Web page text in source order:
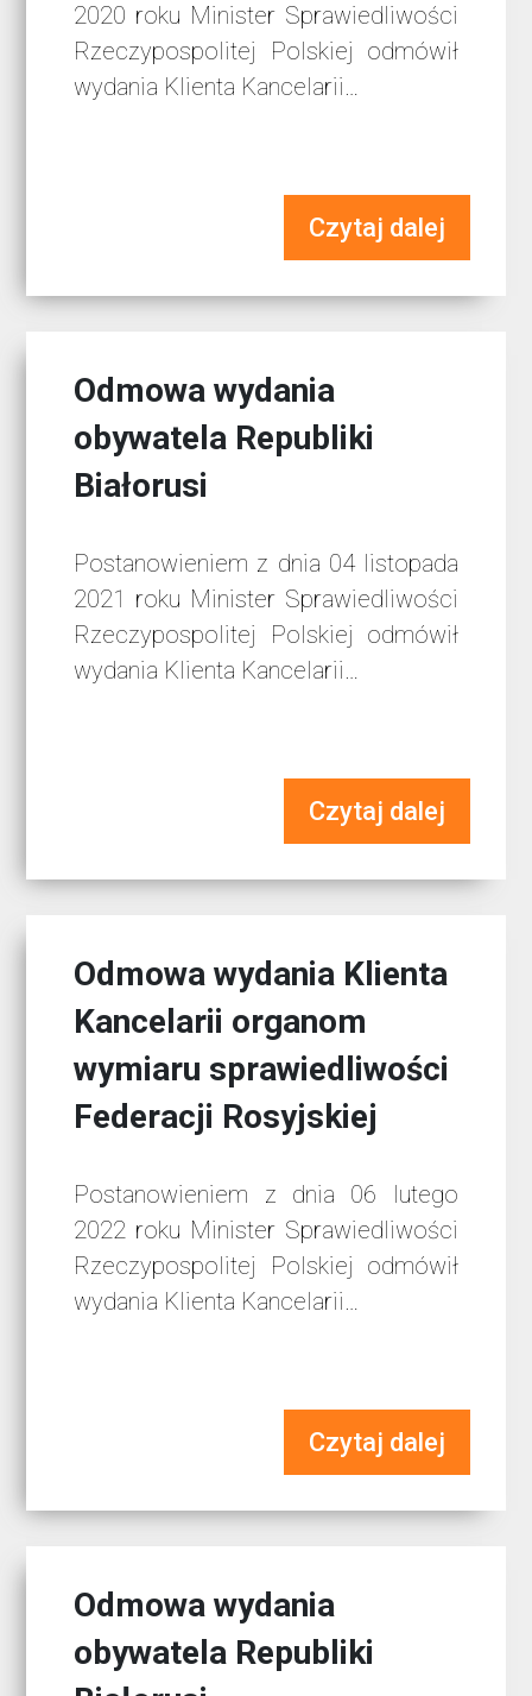
2020 roku Minister Sprawiedliwości
Rzeczypospolitej Polskiej odmówił
wydania Klienta Kancelarii…
Czytaj dalej
Odmowa wydania
obywatela Republiki
Białorusi
Postanowieniem z dnia 04 listopada
2021 roku Minister Sprawiedliwości
Rzeczypospolitej Polskiej odmówił
wydania Klienta Kancelarii…
Czytaj dalej
Odmowa wydania Klienta
Kancelarii organom
wymiaru sprawiedliwości
Federacji Rosyjskiej
Postanowieniem z dnia 06 lutego
2022 roku Minister Sprawiedliwości
Rzeczypospolitej Polskiej odmówił
wydania Klienta Kancelarii…
Czytaj dalej
Odmowa wydania
obywatela Republiki